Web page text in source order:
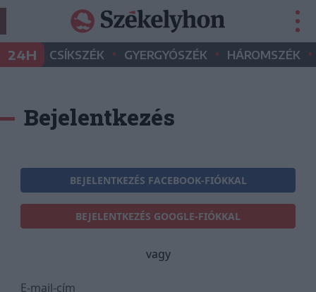
24H CSÍKSZÉK • GYERGYÓSZÉK • HÁROMSZÉK •
Bejelentkezés
BEJELENTKEZÉS FACEBOOK-FIÓKKAL
BEJELENTKEZÉS GOOGLE-FIÓKKAL
vagy
E-mail-cím